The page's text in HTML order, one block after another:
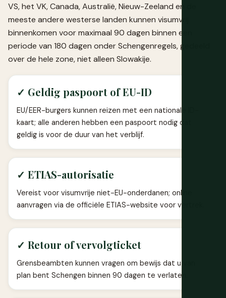
VS, het VK, Canada, Australië, Nieuw-Zeeland en de
meeste andere westerse landen kunnen visumvrij
binnenkomen voor maximaal 90 dagen binnen een
periode van 180 dagen onder Schengenregels, gedeeld
over de hele zone, niet alleen Slowakije.
✓ Geldig paspoort of EU-ID
EU/EER-burgers kunnen reizen met een nationale ID-
kaart; alle anderen hebben een paspoort nodig dat
geldig is voor de duur van het verblijf.
✓ ETIAS-autorisatie
Vereist voor visumvrije niet-EU-onderdanen; online
aanvragen via de officiële ETIAS-website voor vertrek.
✓ Retour of vervolgticket
Grensbeambten kunnen vragen om bewijs dat u van
plan bent Schengen binnen 90 dagen te verlaten.